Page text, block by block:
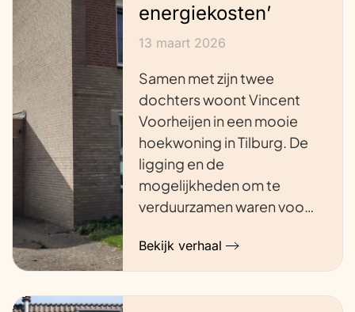
energiekosten’
13 maart 2026
Samen met zijn twee
dochters woont Vincent
Voorheijen in een mooie
hoekwoning in Tilburg. De
ligging en de
mogelijkheden om te
verduurzamen waren voo…
Bekijk verhaal